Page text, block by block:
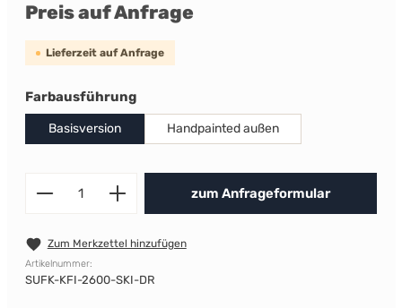
Preis auf Anfrage
Lieferzeit auf Anfrage
Farbausführungauswählen
Basisversion Handpainted außen
Produkt Anzahl: Gib den
zum Anfrageformular
Zum Merkzettel hinzufügen
Artikelnummer:
SUFK-KFI-2600-SKI-DR